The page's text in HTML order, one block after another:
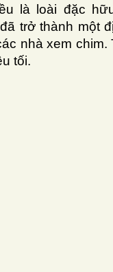
là loài đặc
trở thành một
nhà xem chim.
tối.